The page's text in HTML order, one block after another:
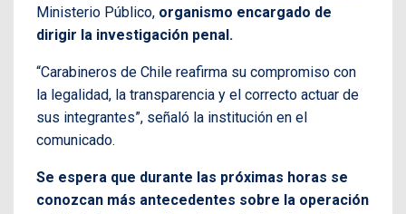
Ministerio Público, organismo encargado de
dirigir la investigación penal.
“Carabineros de Chile reafirma su compromiso con
la legalidad, la transparencia y el correcto actuar de
sus integrantes”, señaló la institución en el
comunicado.
Se espera que durante las próximas horas se
conozcan más antecedentes sobre la operación